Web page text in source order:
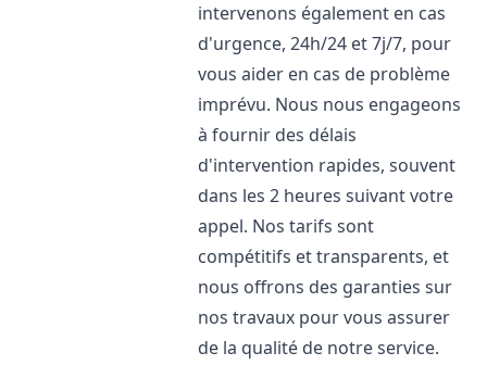
intervenons également en cas
d'urgence, 24h/24 et 7j/7, pour
vous aider en cas de problème
imprévu. Nous nous engageons
à fournir des délais
d'intervention rapides, souvent
dans les 2 heures suivant votre
appel. Nos tarifs sont
compétitifs et transparents, et
nous offrons des garanties sur
nos travaux pour vous assurer
de la qualité de notre service.